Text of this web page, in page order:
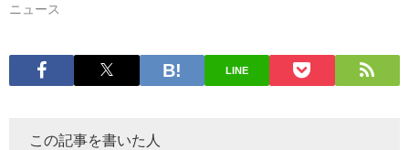
ニュース
LINE
この記事を書いた人